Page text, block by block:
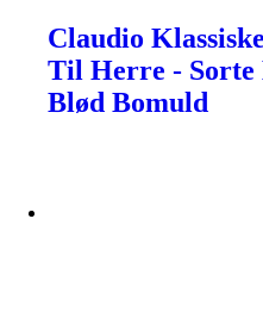
Claudio
Til Herre -
Blød Bomuld